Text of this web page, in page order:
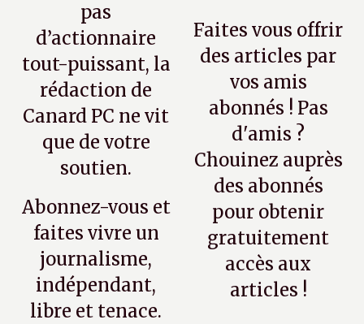
pas
d’actionnaire
tout-puissant, la
rédaction de
Canard PC ne vit
que de votre
soutien.
Abonnez-vous et
faites vivre un
journalisme,
indépendant,
libre et tenace.
Faites vous offrir
des articles par
vos amis
abonnés ! Pas
d'amis ?
Chouinez auprès
des abonnés
pour obtenir
gratuitement
accès aux
articles !